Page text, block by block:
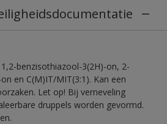
benzisothiazool-3(2H)-on, 2-
en C(M)IT/MIT(3:1). Kan een
Let op! Bij verneveling
druppels worden gevormd.